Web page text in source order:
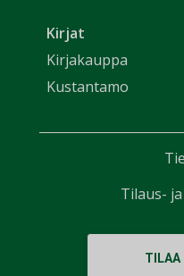
Kirjat
Kirjakauppa
Kustantamo
TILAA
Tilaus-